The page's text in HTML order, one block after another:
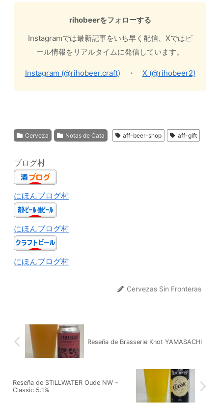
rihobeerをフォローする
Instagramでは最新記事をいち早く配信、Xではビ
ール情報をリアルタイムに発信しています。
Instagram (@rihobeer.craft) ・ X (@rihobeer2)
Cerveza Notas de Cata aff-beer-shop aff-gift
ブログ村
にほんブログ村
にほんブログ村
にほんブログ村
Cervezas Sin Fronteras
Reseña de Brasserie Knot YAMASACHI
Reseña de STILLWATER Oude NW –
Classic 5.1%